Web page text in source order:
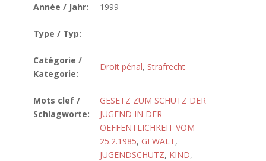
Année / Jahr: 1999
Type / Typ:
Catégorie /
Kategorie:
Droit pénal, Strafrecht
Mots clef /
Schlagworte:
GESETZ ZUM SCHUTZ DER
JUGEND IN DER
OEFFENTLICHKEIT VOM
25.2.1985, GEWALT,
JUGENDSCHUTZ, KIND,